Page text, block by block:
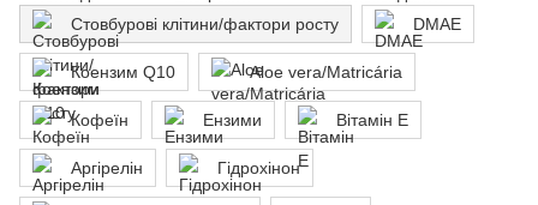
Стовбурові клітини/фактори росту DMAE
Коензим Q10 Aloe vera/Matricária
Кофеїн Ензими Вітамін Е
Аргірелін Гідрохінон